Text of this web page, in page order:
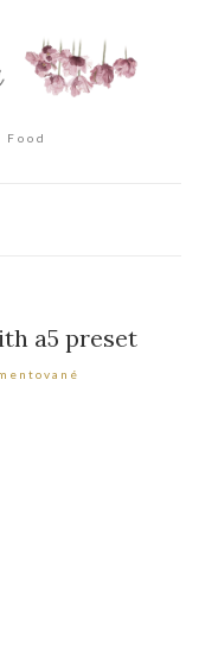
a5 preset